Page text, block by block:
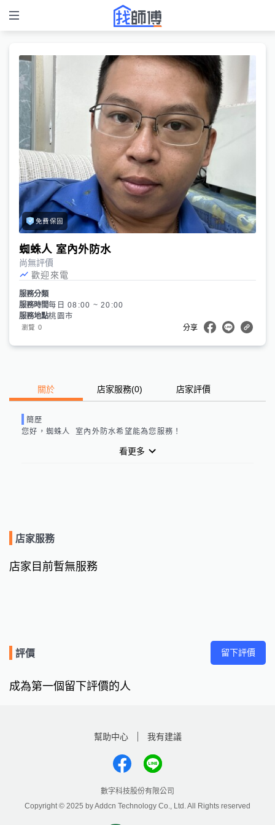
免費保固
蜘蛛人 室內外防水
尚無評價
歡迎來電
服務分類
服務時間每日 08:00 ~ 20:00
服務地點桃園市
瀏覽 0 分享
關於 店家服務(0) 店家評價
簡歷
您好， 蜘蛛人  室內外防水希望能為您服務！
看更多
店家服務
店家目前暫無服務
評價 留下評價
成為第一個留下評價的人
幫助中心 我有建議
數字科技股份有限公司
Copyright © 2025 by Addcn Technology Co., Ltd. All Rights reserved